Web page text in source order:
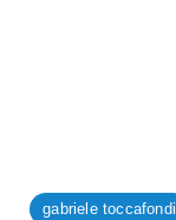
gabriele toccafondi